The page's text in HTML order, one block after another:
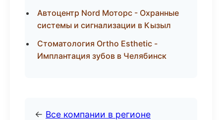
Автоцентр Nord Моторс - Охранные
системы и сигнализации в Кызыл
Стоматология Ortho Esthetic -
Имплантация зубов в Челябинск
← Все компании в регионе